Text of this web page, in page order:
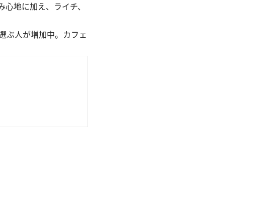
地に加え、ライチ、
ぶ人が増加中。カフェ